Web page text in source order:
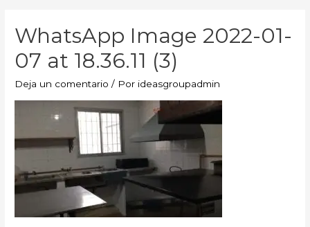
WhatsApp Image 2022-01-
07 at 18.36.11 (3)
Deja un comentario / Por ideasgroupadmin